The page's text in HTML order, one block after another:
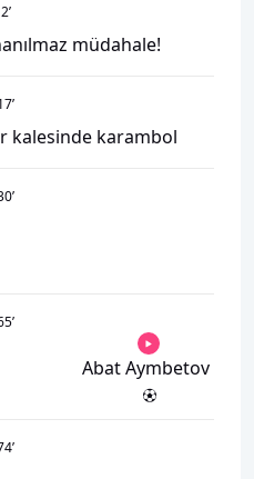
2’
müdahale!
’
kalesinde karambol
’
’
Abat Aymbetov
’